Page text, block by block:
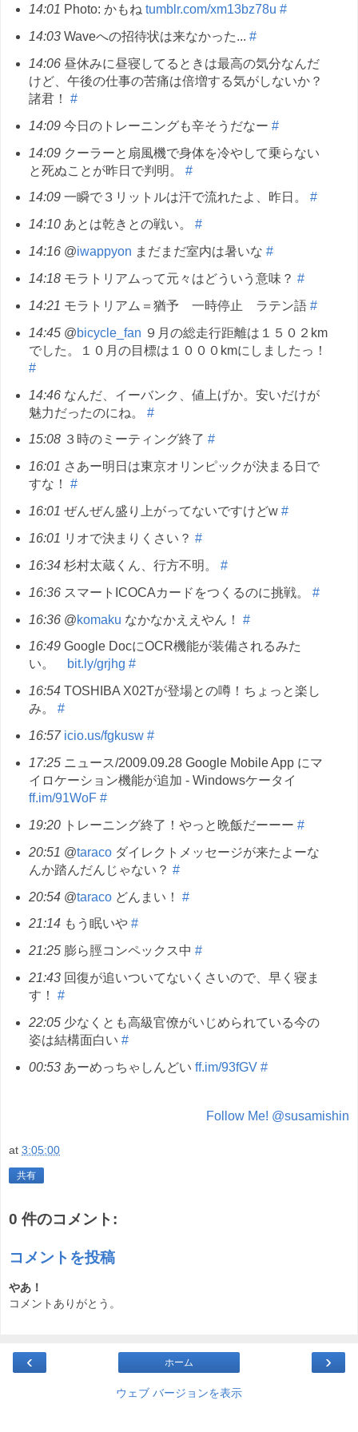
14:01 Photo: かもね tumblr.com/xm13bz78u #
14:03Waveへの招待状は来なかった... #
14:06昼休みに昼寝してるときは最高の気分なんだ
けど、午後の仕事の苦痛は倍増する気がしないか？
諸君！ #
14:09今日のトレーニングも辛そうだなー #
14:09クーラーと扇風機で身体を冷やして乗らない
と死ぬことが昨日で判明。 #
14:09一瞬で３リットルは汗で流れたよ、昨日。 #
14:10あとは乾きとの戦い。 #
14:16@iwappyon まだまだ室内は暑いな #
14:18モラトリアムって元々はどういう意味？ #
14:21 モラトリアム＝猶予 一時停止 ラテン語 #
14:45@bicycle_fan ９月の総走行距離は１５０２km
でした。１０月の目標は１０００kmにしましたっ！
#
14:46なんだ、イーバンク、値上げか。安いだけが
魅力だったのにね。 #
15:08３時のミーティング終了 #
16:01 さあー明日は東京オリンピックが決まる日で
すな！ #
16:01 ぜんぜん盛り上がってないですけどw #
16:01 リオで決まりくさい？ #
16:34杉村太蔵くん、行方不明。 #
16:36スマートICOCAカードをつくるのに挑戦。 #
16:36@komaku なかなかええやん！ #
16:49Google DocにOCR機能が装備されるみた
い。
bit.ly/grjhg #
16:54TOSHIBA X02Tが登場との噂！ちょっと楽し
み。 #
16:57 icio.us/fgkusw #
17:25ニュース/2009.09.28 Google Mobile App にマ
イロケーション機能が追加 - Windowsケータイ
ff.im/91WoF #
19:20トレーニング終了！やっと晩飯だーーー #
20:51 @taracoダイレクトメッセージが来たよーな
んか踏んだんじゃない？ #
20:54@taracoどんまい！ #
21:14もう眠いや #
21:25膨ら脛コンペックス中 #
21:43回復が追いついてないくさいので、早く寝ま
す！ #
22:05少なくとも高級官僚がいじめられている今の
姿は結構面白い #
00:53あーめっちゃしんどい ff.im/93fGV #
Follow Me! @susamishin
at 3:05:00
共有
0 件のコメント:
コメントを投稿
やあ！
コメントありがとう。
‹ ›
ホーム
ウェブ バージョンを表示